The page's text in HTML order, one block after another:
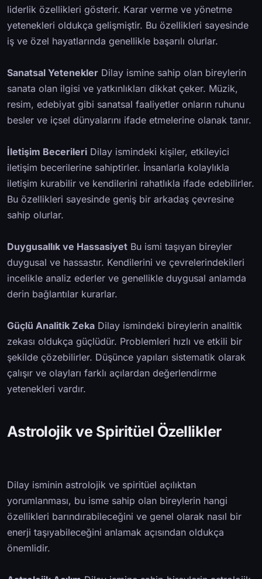
liderlik özellikleri gösterir. Karar verme ve yönetme
yetenekleri oldukça gelişmiştir. Bu özellikleri sayesinde
iş ve özel hayatlarında genellikle başarılı olurlar.
Sanatsal Yetenekler Dilay ismine sahip olan bireylerin
sanata olan ilgisi ve yatkınlıkları dikkat çeker. Müzik,
resim, edebiyat gibi sanatsal faaliyetler onların ruhunu
besler ve içsel dünyalarını ifade etmelerine olanak tanır.
İletişim Becerileri Dilay ismindeki kişiler, etkileyici
iletişim becerilerine sahiptirler. İnsanlarla kolaylıkla
iletişim kurabilir ve kendilerini rahatlıkla ifade edebilirler.
Bu özellikleri sayesinde geniş bir arkadaş çevresine
sahip olurlar.
Duygusallık ve Hassasiyet Bu ismi taşıyan bireyler
duygusal ve hassastır. Kendilerini ve çevrelerindekileri
incelikle analiz ederler ve genellikle duygusal anlamda
derin bağlantılar kurarlar.
Güçlü Analitik Zeka Dilay ismindeki bireylerin analitik
zekası oldukça güçlüdür. Problemleri hızlı ve etkili bir
şekilde çözebilirler. Düşünce yapıları sistematik olarak
çalışır ve olayları farklı açılardan değerlendirme
yetenekleri vardır.
Astrolojik ve Spiritüel Özellikler
Dilay isminin astrolojik ve spiritüel açılıktan
yorumlanması, bu isme sahip olan bireylerin hangi
özellikleri barındırabileceğini ve genel olarak nasıl bir
enerji taşıyabileceğini anlamak açısından oldukça
önemlidir.